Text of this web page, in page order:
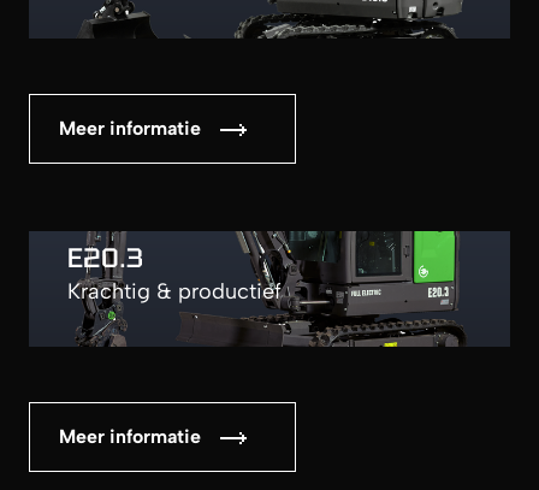
Meer informatie
E20.3
Krachtig & productief
Meer informatie